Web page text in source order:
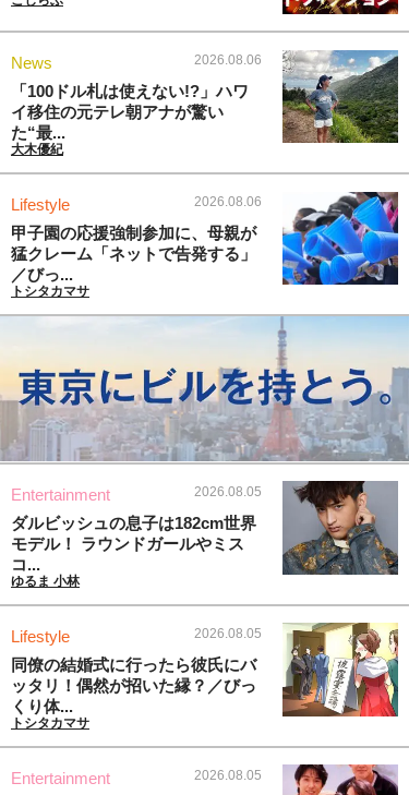
News 2026.08.06
「100ドル札は使えない!?」ハワ
イ移住の元テレ朝アナが驚い
た“最...
大木優紀
Lifestyle 2026.08.06
甲子園の応援強制参加に、母親が
猛クレーム「ネットで告発する」
／びっ...
トシタカマサ
Entertainment 2026.08.05
ダルビッシュの息子は182cm世界
モデル！ ラウンドガールやミス
コ...
ゆるま 小林
Lifestyle 2026.08.05
同僚の結婚式に行ったら彼氏にバ
ッタリ！偶然が招いた縁？／びっ
くり体...
トシタカマサ
Entertainment 2026.08.05